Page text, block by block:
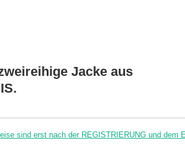
Jacke aus
sind erst nach der REGISTRIERUNG und dem